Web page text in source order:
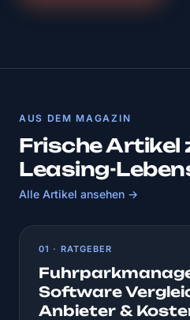
AUS DEM MAGAZIN
Frische Artikel
Leasing-
Alle Artikel ansehen →
01 · RATGEBER
Software
Anbieter &